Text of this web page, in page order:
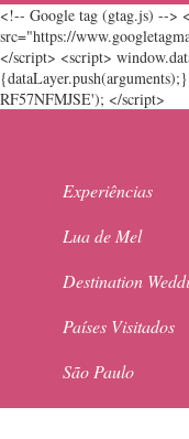
<!-- Google tag (gtag.js) -->
src="https://
</script> <script>
RF57NFMJSE'); </script>
Experiências
Lua de Mel
Destination
Países Visitados
São Paulo